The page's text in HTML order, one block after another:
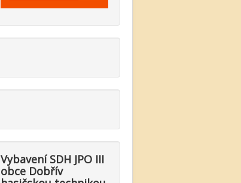
Vybavení SDH JPO III
obce Dobřív